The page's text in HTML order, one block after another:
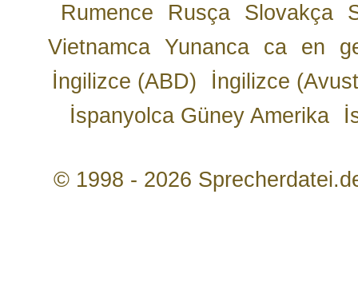
Rumence
Rusça Slovakça
Vietnamca
Yunanca ca en
İngilizce (ABD)
İngilizce
İspanyolca Güney Amerika
© 1998 - 2026